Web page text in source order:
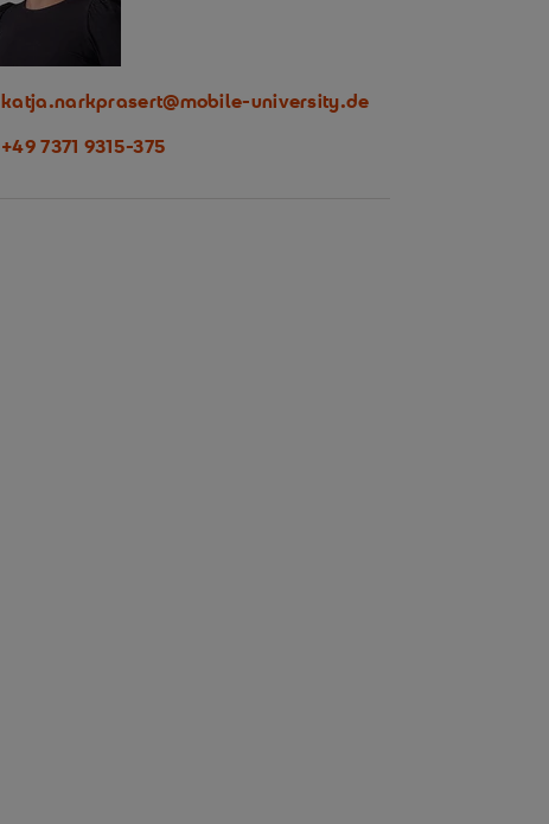
katja.narkprasert@mobile-university.de
+49 7371 9315-375